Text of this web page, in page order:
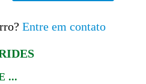
Entre em contato
...